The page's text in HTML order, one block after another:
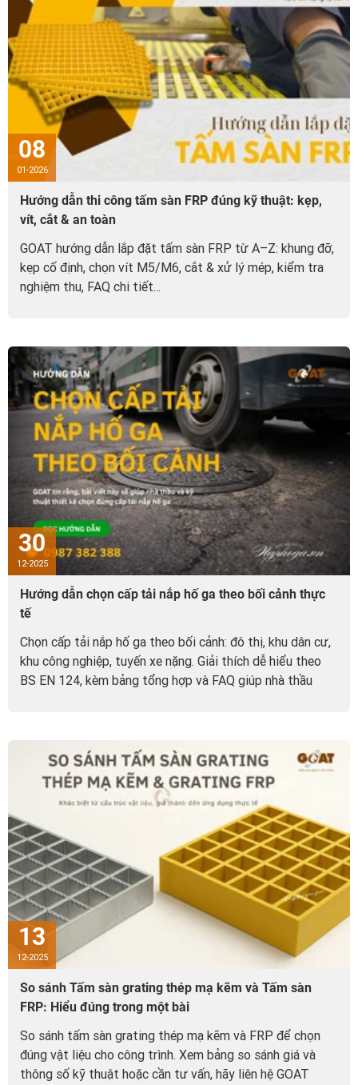
08
01-2026
Hướng dẫn thi công tấm sàn FRP đúng kỹ thuật: kẹp,
vít, cắt & an toàn
GOAT hướng dẫn lắp đặt tấm sàn FRP từ A–Z: khung đỡ,
kẹp cố định, chọn vít M5/M6, cắt & xử lý mép, kiểm tra
nghiệm thu, FAQ chi tiết...
30
12-2025
Hướng dẫn chọn cấp tải nắp hố ga theo bối cảnh thực
tế
Chọn cấp tải nắp hố ga theo bối cảnh: đô thị, khu dân cư,
khu công nghiệp, tuyến xe nặng. Giải thích dễ hiểu theo
BS EN 124, kèm bảng tổng hợp và FAQ giúp nhà thầu
13
12-2025
So sánh Tấm sàn grating thép mạ kẽm và Tấm sàn
FRP: Hiểu đúng trong một bài
So sánh tấm sàn grating thép mạ kẽm và FRP để chọn
đúng vật liệu cho công trình. Xem bảng so sánh giá và
thông số kỹ thuật hoặc cần tư vấn, hãy liên hệ GOAT